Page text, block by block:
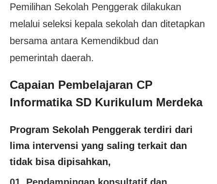
Pemilihan Sekolah Penggerak dilakukan
melalui seleksi kepala sekolah dan ditetapkan
bersama antara Kemendikbud dan
pemerintah daerah.
Capaian Pembelajaran CP
Informatika SD Kurikulum Merdeka
Program Sekolah Penggerak terdiri dari
lima intervensi yang saling terkait dan
tidak bisa dipisahkan,